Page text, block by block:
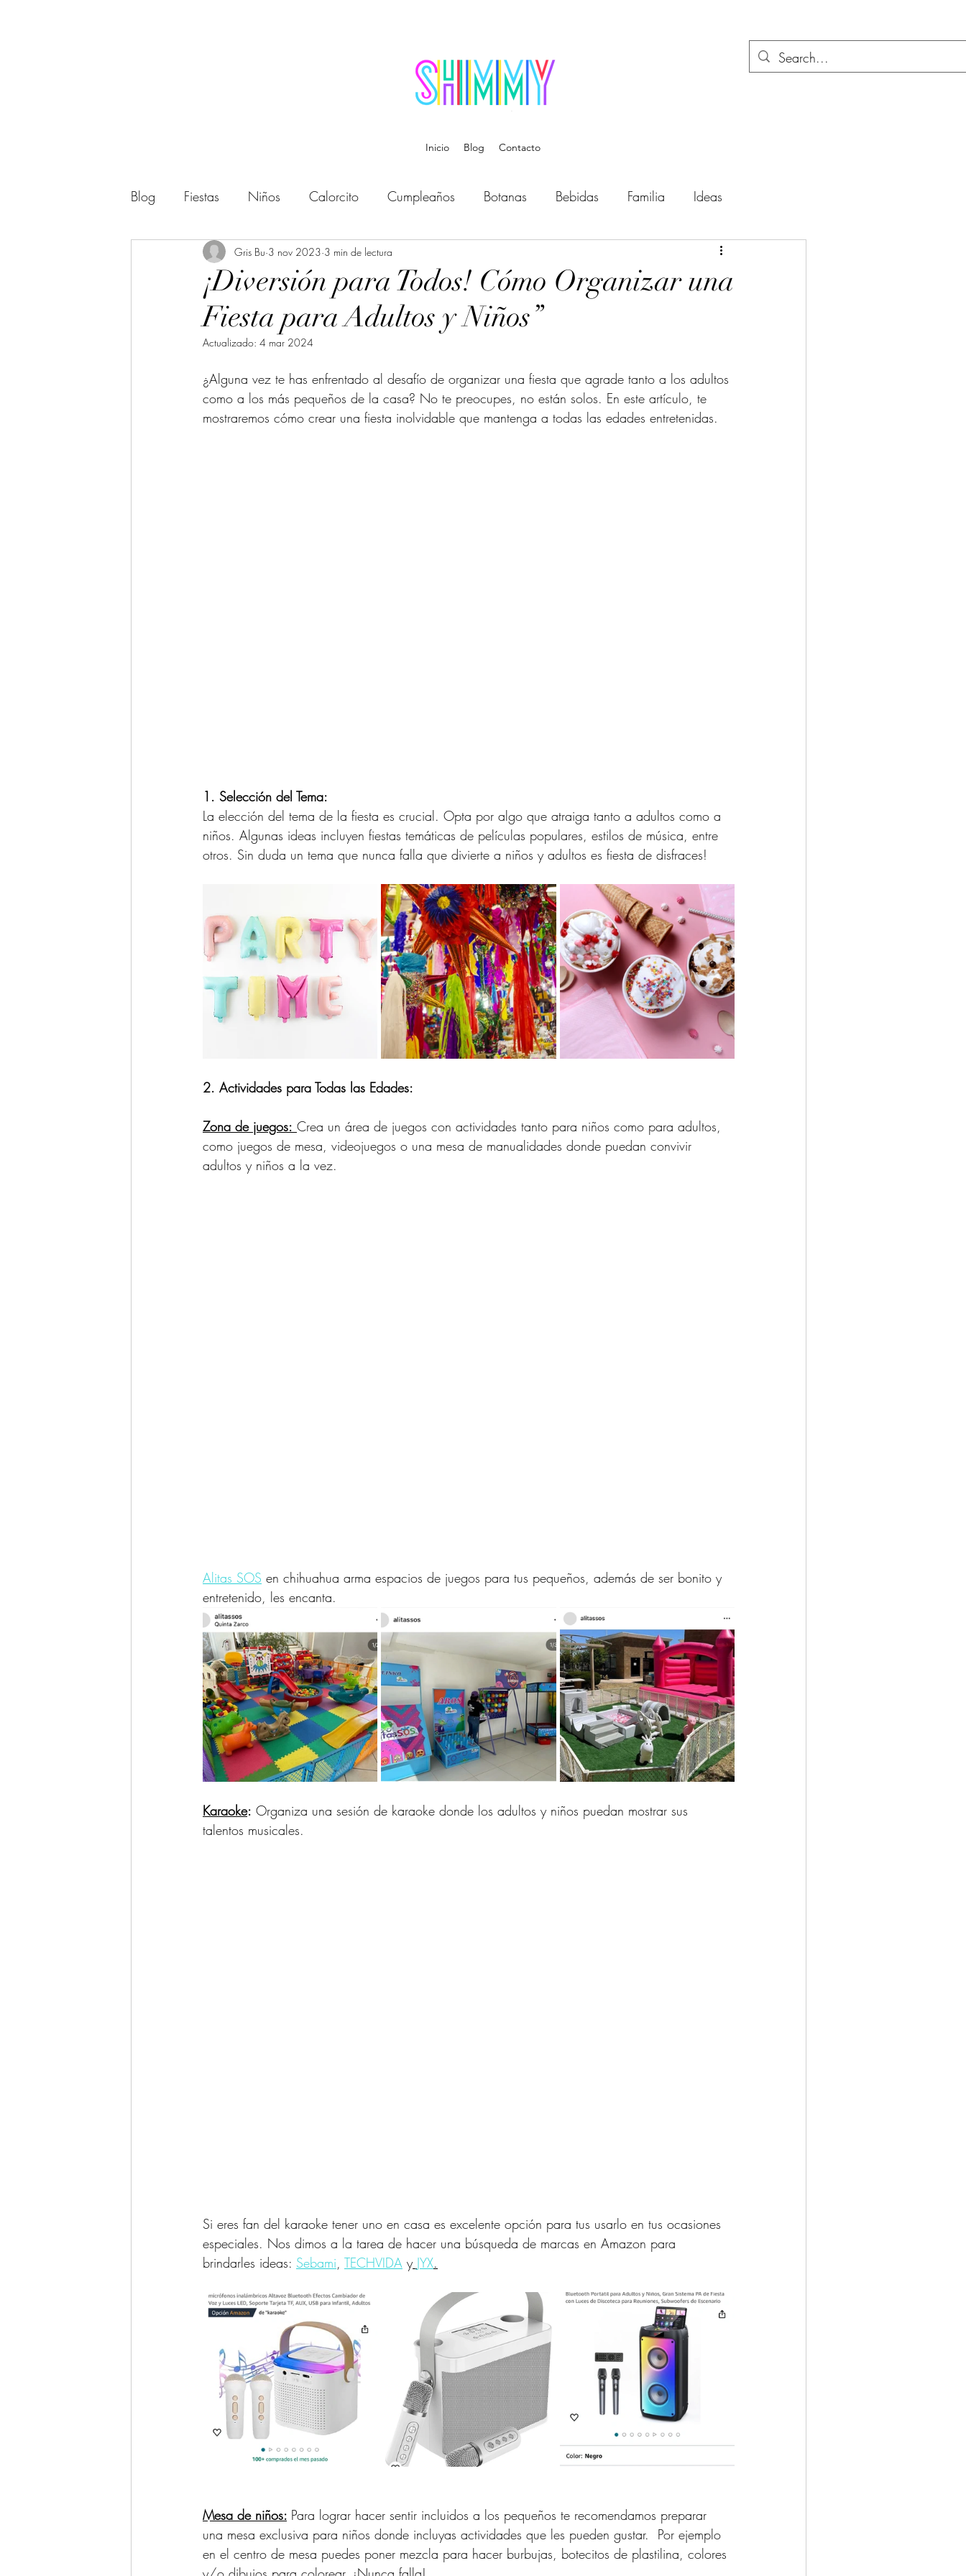
Inicio Blog Contacto
Blog Fiestas Niños Calorcito Cumpleaños Botanas Bebidas Familia Ideas
Actividades Regalos Bebé Música Festividades
Halloween
¡Diversión para Todos! Cómo Organizar una
Fiesta para Adultos y Niños”
Gris Bu 3 nov 2023 3 min de lectura
Actualizado: 4 mar 2024
¿Alguna vez te has enfrentado al desafío de organizar una fiesta que agrade tanto a los adultos
como a los más pequeños de la casa? No te preocupes, no están solos. En este artículo, te
mostraremos cómo crear una fiesta inolvidable que mantenga a todas las edades entretenidas.
1. Selección del Tema:
La elección del tema de la fiesta es crucial. Opta por algo que atraiga tanto a adultos como a
niños. Algunas ideas incluyen fiestas temáticas de películas populares, estilos de música, entre
otros. Sin duda un tema que nunca falla que divierte a niños y adultos es fiesta de disfraces!
2. Actividades para Todas las Edades:
Zona de juegos: Crea un área de juegos con actividades tanto para niños como para adultos,
como juegos de mesa, videojuegos o una mesa de manualidades donde puedan convivir
adultos y niños a la vez.
Alitas SOS en chihuahua arma espacios de juegos para tus pequeños, además de ser bonito y
entretenido, les encanta.
Karaoke: Organiza una sesión de karaoke donde los adultos y niños puedan mostrar sus
talentos musicales.
Si eres fan del karaoke tener uno en casa es excelente opción para tus usarlo en tus ocasiones
especiales. Nos dimos a la tarea de hacer una búsqueda de marcas en Amazon para
brindarles ideas: Sebami, TECHVIDA y JYX.
Mesa de niños: Para lograr hacer sentir incluidos a los pequeños te recomendamos preparar
una mesa exclusiva para niños donde incluyas actividades que les pueden gustar.  Por ejemplo
en el centro de mesa puedes poner mezcla para hacer burbujas, botecitos de plastilina, colores